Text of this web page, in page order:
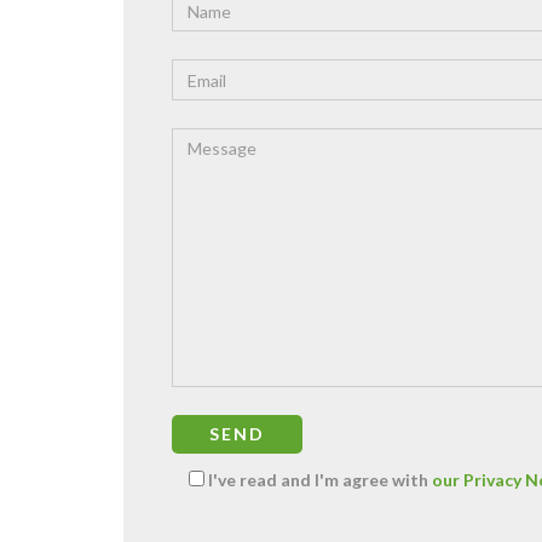
I've read and I'm agree with our Privacy